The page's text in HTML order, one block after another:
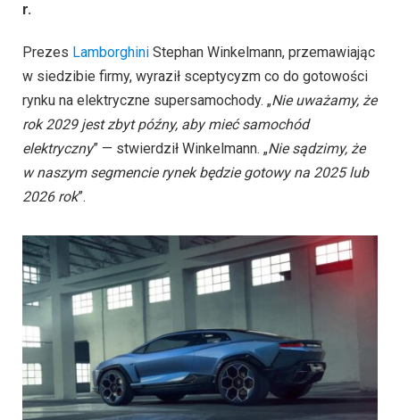
r.
Prezes Lamborghini Stephan Winkelmann, przemawiając
w siedzibie firmy, wyraził sceptycyzm co do gotowości
rynku na elektryczne supersamochody. „Nie uważamy, że
rok 2029 jest zbyt późny, aby mieć samochód
elektryczny” — stwierdził Winkelmann. „Nie sądzimy, że
w naszym segmencie rynek będzie gotowy na 2025 lub
2026 rok”.